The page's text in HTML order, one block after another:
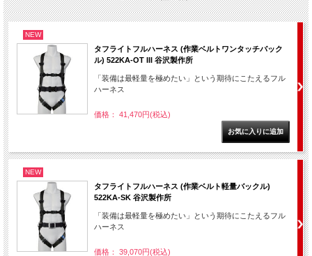
NEW
タフライトフルハーネス (作業ベルトワンタッチバック
ル) 522KA-OT III 谷沢製作所
「装備は最軽量を極めたい」という期待にこたえるフル
ハーネス
価格： 41,470円(税込)
NEW
タフライトフルハーネス (作業ベルト軽量バックル)
522KA-SK 谷沢製作所
「装備は最軽量を極めたい」という期待にこたえるフル
ハーネス
価格： 39,070円(税込)